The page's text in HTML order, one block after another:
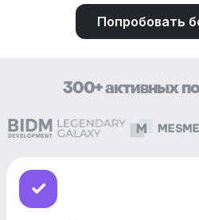
Попробовать
300+ активных